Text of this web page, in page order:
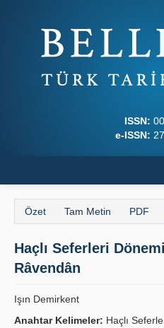
ISSN:
e-ISSN:
Hakkında
Dergi Kurulları
Özet Tam Metin PDF
Haçlı Seferleri
Râvendân
Işın Demirkent
Anahtar Kelimeler: Haçlı